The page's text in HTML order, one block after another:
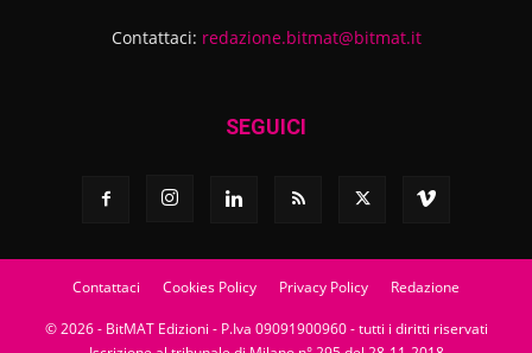
Contattaci: redazione.bitmat@bitmat.it
SEGUICI
Contattaci Cookies Policy Privacy Policy Redazione
© 2026 - BitMAT Edizioni - P.Iva 09091900960 - tutti i diritti riservati